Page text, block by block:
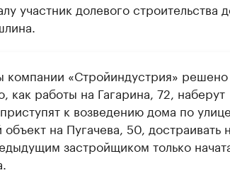
участник долевого строительства
компании «Стройиндустрия» решено
как работы на Гагарина, 72, наберут
к возведению дома по улице
на Пугачева, 50, достраивать
застройщиком только